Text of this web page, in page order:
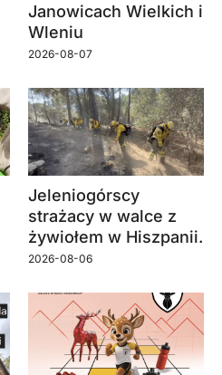
Janowicach Wielkich i
Wleniu
2026-08-07
Jeleniogórscy
strażacy w walce z
żywiołem w Hiszpanii.
2026-08-06